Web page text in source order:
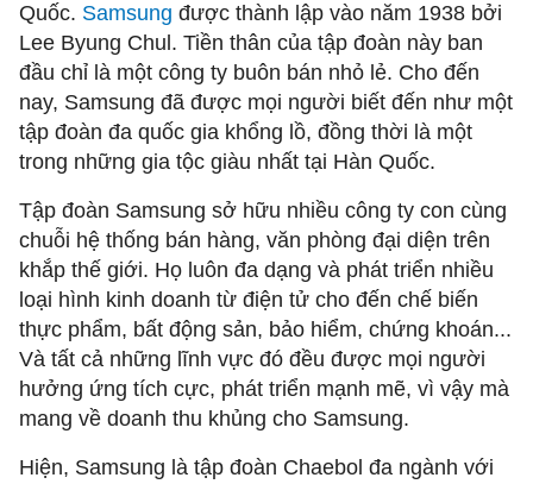
Quốc. Samsung được thành lập vào năm 1938 bởi
Lee Byung Chul. Tiền thân của tập đoàn này ban
đầu chỉ là một công ty buôn bán nhỏ lẻ. Cho đến
nay, Samsung đã được mọi người biết đến như một
tập đoàn đa quốc gia khổng lồ, đồng thời là một
trong những gia tộc giàu nhất tại Hàn Quốc.
Tập đoàn Samsung sở hữu nhiều công ty con cùng
chuỗi hệ thống bán hàng, văn phòng đại diện trên
khắp thế giới. Họ luôn đa dạng và phát triển nhiều
loại hình kinh doanh từ điện tử cho đến chế biến
thực phẩm, bất động sản, bảo hiểm, chứng khoán...
Và tất cả những lĩnh vực đó đều được mọi người
hưởng ứng tích cực, phát triển mạnh mẽ, vì vậy mà
mang về doanh thu khủng cho Samsung.
Hiện, Samsung là tập đoàn Chaebol đa ngành với